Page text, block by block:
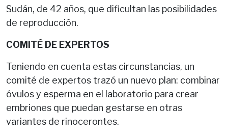
Sudán, de 42 años, que dificultan las posibilidades
de reproducción.
COMITÉ DE EXPERTOS
Teniendo en cuenta estas circunstancias, un
comité de expertos trazó un nuevo plan: combinar
óvulos y esperma en el laboratorio para crear
embriones que puedan gestarse en otras
variantes de rinocerontes.